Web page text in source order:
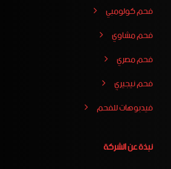
فحم كولومبي
فحم مشاوي
فحم مصري
فحم نيجيري
فيدبوهات للفحم
نبذة عن الشركة